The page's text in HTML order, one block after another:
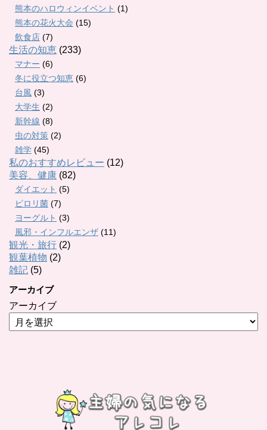
熊本のハロウィンイベント (1)
熊本の花火大会 (15)
飲食店 (7)
生活の知恵 (233)
マナー (6)
冬に役立つ知恵 (6)
台風 (3)
大学生 (2)
新幹線 (8)
虫の対策 (2)
雑学 (45)
私のおすすめレビュー (12)
美容、健康 (82)
ダイエット (5)
ピロリ菌 (7)
ヨーグルト (3)
風邪・インフルエンザ (11)
観光・旅行 (2)
観葉植物 (2)
雑記 (5)
アーカイブ
アーカイブ